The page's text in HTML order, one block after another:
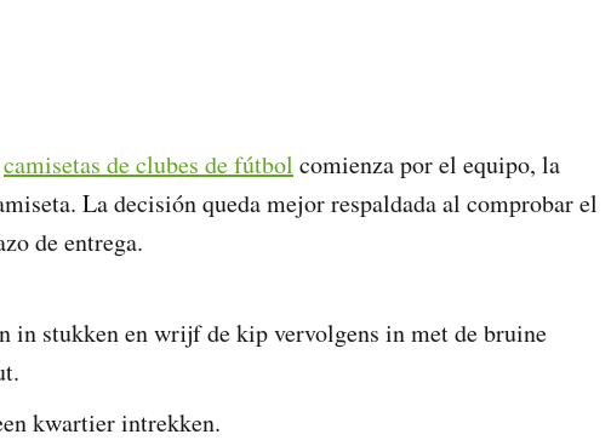
camisetas de clubes de fútbol comienza por el equipo, la
La decisión queda mejor respaldada al comprobar el
de entrega.
in stukken en wrijf de kip vervolgens in met de bruine
kwartier intrekken.